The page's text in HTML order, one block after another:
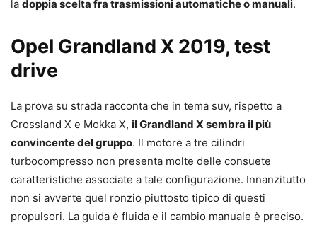
la doppia scelta fra trasmissioni automatiche o manuali.
Opel Grandland X 2019, test
drive
La prova su strada racconta che in tema suv, rispetto a
Crossland X e Mokka X, il Grandland X sembra il più
convincente del gruppo. Il motore a tre cilindri
turbocompresso non presenta molte delle consuete
caratteristiche associate a tale configurazione. Innanzitutto
non si avverte quel ronzio piuttosto tipico di questi
propulsori. La guida è fluida e il cambio manuale è preciso.